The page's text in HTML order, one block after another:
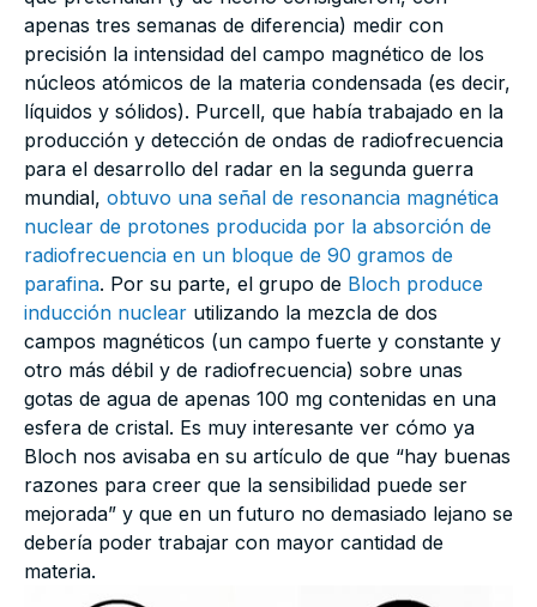
apenas tres semanas de diferencia) medir con
precisión la intensidad del campo magnético de los
núcleos atómicos de la materia condensada (es decir,
líquidos y sólidos). Purcell, que había trabajado en la
producción y detección de ondas de radiofrecuencia
para el desarrollo del radar en la segunda guerra
mundial, obtuvo una señal de resonancia magnética
nuclear de protones producida por la absorción de
radiofrecuencia en un bloque de 90 gramos de
parafina. Por su parte, el grupo de Bloch produce
inducción nuclear utilizando la mezcla de dos
campos magnéticos (un campo fuerte y constante y
otro más débil y de radiofrecuencia) sobre unas
gotas de agua de apenas 100 mg contenidas en una
esfera de cristal. Es muy interesante ver cómo ya
Bloch nos avisaba en su artículo de que “hay buenas
razones para creer que la sensibilidad puede ser
mejorada” y que en un futuro no demasiado lejano se
debería poder trabajar con mayor cantidad de
materia.